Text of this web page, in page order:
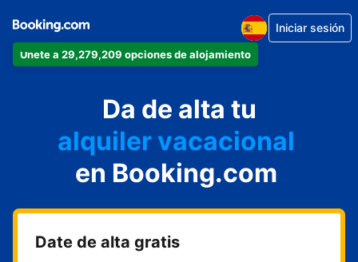
Únete a 29,279,209 opciones de alojamiento
Iniciar sesión
Da de alta tu
apartamento
hotel
alquiler vacacional
hostal o pensión
casa rural
en Booking.com
Date de alta gratis